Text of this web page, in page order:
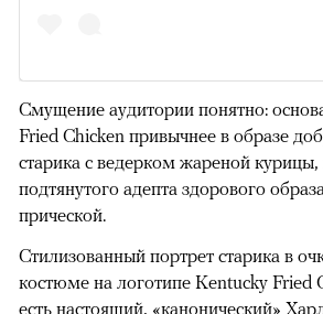
Смущение аудитории понятно:
Fried Chicken привычнее в образе
старика с ведерком жареной
подтянутого адепта здорового
прической.
Стилизованный портрет старика в
костюме на логотипе Kentucky Fried
есть настоящий, «канонический»